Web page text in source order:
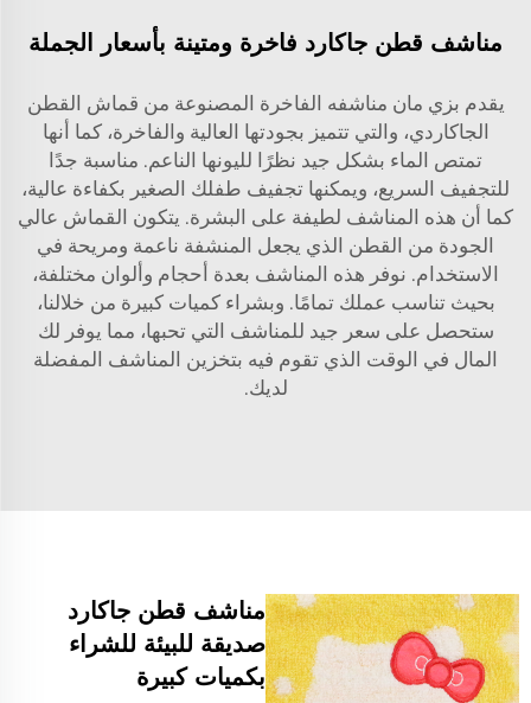
مناشف قطن جاكارد فاخرة ومتينة بأسعار الجملة
يقدم بزي مان مناشفه الفاخرة المصنوعة من قماش القطن
الجاكاردي، والتي تتميز بجودتها العالية والفاخرة، كما أنها
تمتص الماء بشكل جيد نظرًا لليونها الناعم. مناسبة جدًا
للتجفيف السريع، ويمكنها تجفيف طفلك الصغير بكفاءة عالية،
كما أن هذه المناشف لطيفة على البشرة. يتكون القماش عالي
الجودة من القطن الذي يجعل المنشفة ناعمة ومريحة في
الاستخدام. نوفر هذه المناشف بعدة أحجام وألوان مختلفة،
بحيث تناسب عملك تمامًا. وبشراء كميات كبيرة من خلالنا،
ستحصل على سعر جيد للمناشف التي تحبها، مما يوفر لك
المال في الوقت الذي تقوم فيه بتخزين المناشف المفضلة
لديك.
مناشف قطن جاكارد
صديقة للبيئة للشراء
بكميات كبيرة